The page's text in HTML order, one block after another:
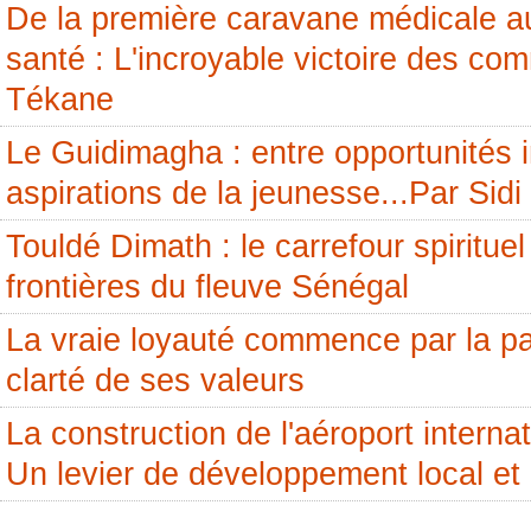
De la première caravane médicale
santé : L'incroyable victoire des
Tékane
Le Guidimagha : entre opportunités
aspirations de la jeunesse...Par
Touldé Dimath : le carrefour
frontières du fleuve Sénégal
La vraie loyauté commence par la
clarté de ses valeurs
La construction de l'aéroport
Un levier de développement local et